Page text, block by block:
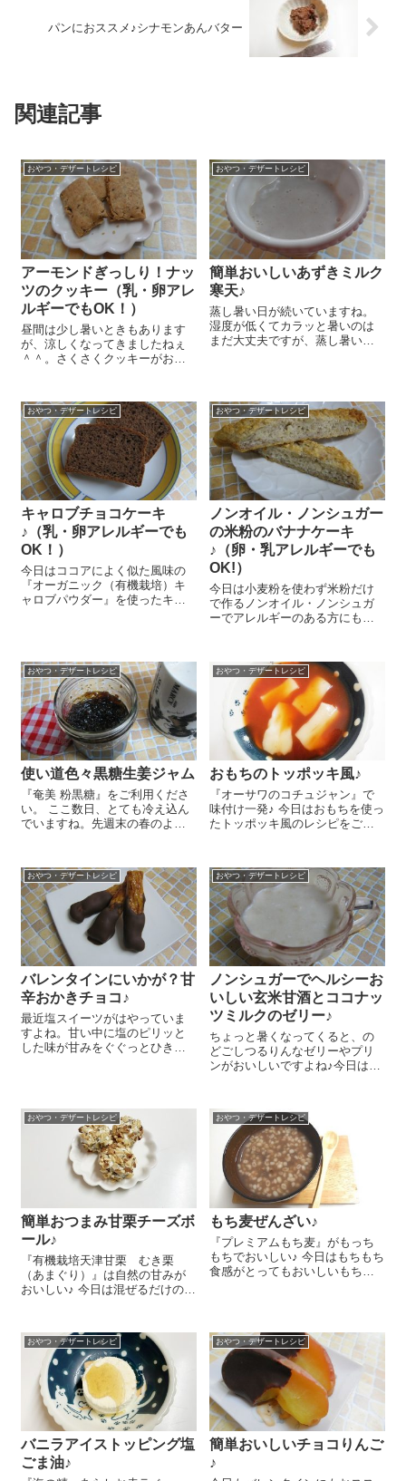
パンにおススメ♪シナモンあんバター
関連記事
おやつ・デザートレシピ
アーモンドぎっしり！ナッ
ツのクッキー（乳・卵アレ
ルギーでもOK！）
昼間は少し暑いときもあります
が、涼しくなってきましたねぇ
＾＾。さくさくクッキーがおい
モンドぎっしり！ナッツのクッ
キーのレシピをご紹介しまーす
😉 とっても簡単だし、卵や乳製
品を使っていな...
おやつ・デザートレシピ
簡単おいしいあずきミルク
寒天♪
蒸し暑い日が続いていますね。
湿度が低くてカラッと暑いのは
まだ大丈夫ですが、蒸し暑いの
をご紹介しまーす😉 胃腸にやさ
しく、むくみをとって...
おやつ・デザートレシピ
キャロブチョコケーキ
♪（乳・卵アレルギーでも
OK！）
今日はココアによく似た風味の
『オーガニック（有機栽培）キ
ャロブパウダー』を使ったキャ
し、とっても簡単なんですよ
～！ 『オーガニ...
おやつ・デザートレシピ
ノンオイル・ノンシュガー
の米粉のバナナケーキ
♪（卵・乳アレルギーでも
OK!）
今日は小麦粉を使わず米粉だけ
で作るノンオイル・ノンシュガ
ーでアレルギーのある方にもお
菓子を作るお米の粉』 100g、
ベーキングパウダー 小さじ2を
合わせてふるいます。ボールに
おやつ・デザートレシピ
使い道色々黒糖生姜ジャム
『奄美 粉黒糖』をご利用くださ
い。 ここ数日、とても冷え込ん
でいますね。先週末の春のよう
ころ風邪も引かずに元気に過ご
しています(#^.^#) まず、生姜を
丁寧に洗っ...
おやつ・デザートレシピ
おもちのトッポッキ風♪
『オーサワのコチュジャン』で
味付け一発♪ 今日はおもちを使っ
たトッポッキ風のレシピをご紹
1、醤油 小さじ1、『オーサワ
のコチュジャン』 大さじ1/2、
水 大さ...
おやつ・デザートレシピ
バレンタインにいかが？甘
辛おかきチョコ♪
最近塩スイーツがはやっていま
すよね。甘い中に塩のピリッと
した味が甘みをぐぐっとひきた
包丁で刻みます。指を入れられ
おやつ・デザートレシピ
ノンシュガーでヘルシーお
いしい玄米甘酒とココナッ
ツミルクのゼリー♪
ちょっと暑くなってくると、の
どごしつるりんなゼリーやプリ
ンがおいしいですよね♪今日は今
ーのレシピをご紹介しまーす😉
鍋に『玄米甘酒』 1袋、ココナ
ッツミルク 250ml、粉寒天 ...
おやつ・デザートレシピ
簡単おつまみ甘栗チーズボ
ール♪
『有機栽培天津甘栗 むき栗
（あまぐり）』は自然の甘みが
おいしい♪ 今日は混ぜるだけの簡
包装のクリームチーズ 1個に5
㎝角くらいに刻んだ『有機栽培
天津甘栗 むき...
おやつ・デザートレシピ
もち麦ぜんざい♪
『プレミアムもち麦』がもっち
もちでおいしい♪ 今日はもちもち
食感がとってもおいしいもち麦
麦』 50g、水 1...
おやつ・デザートレシピ
バニラアイストッピング塩
ごま油♪
おやつ・デザートレシピ
簡単おいしいチョコりんご
♪